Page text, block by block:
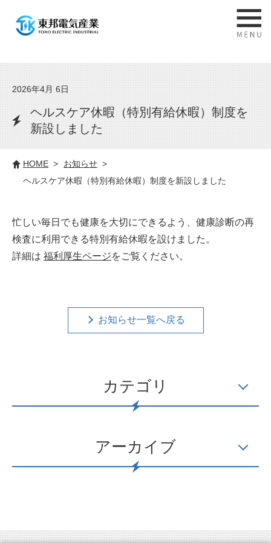
2026年4月 6日
ヘルスケア休暇（特別有給休暇）制度を
新設しました
HOME
お知らせ
ヘルスケア休暇（特別有給休暇）制度を新設しました
忙しい毎日でも健康を大切にできるよう、健康診断の再
検査に利用できる特別有給休暇を設けました。
詳細は 福利厚生ページをご覧ください。
お知らせ一覧へ戻る
カテゴリ
アーカイブ